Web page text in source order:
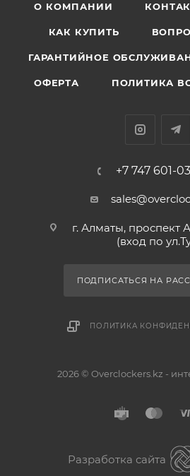
О КОМПАНИИ
КАК КУПИТЬ
ГАРАНТИЙНОЕ
ОФЕРТА ПОЛИТИКА
+7 747 601-
г. Алматы, проспект
(вход по
ПОДПИСАТЬСЯ НА
ПОЛИТИКА
2026 © Overclockers.kz -
Разработка сайта